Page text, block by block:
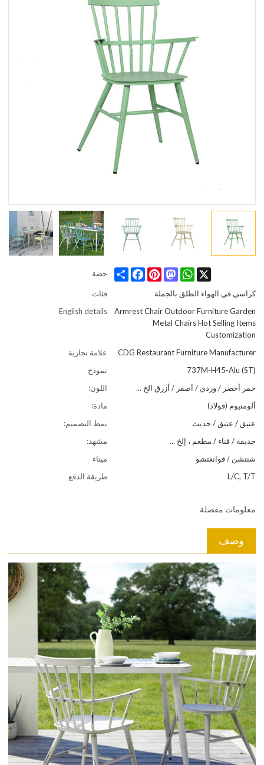
حصة Share
FacebookPinterest
Mastodon
WhatsApp X
فئات
كراسي في الهواء الطلق بالجملة
English details
Armrest Chair Outdoor Furniture Garden
Metal Chairs Hot Selling Items
Customization
علامة تجارية
CDG Restaurant Furniture Manufacturer
نموذج
737M-H45-Alu (ST)
اللون:
خمر أخضر / وردي / أصفر / أزرق الخ ...
مادة:
ألومنيوم (فولاذ)
نمط التصميم:
عتيق / عتيق / حديث
مشهد:
حديقة / فناء / مطعم ، إلخ ...
ميناء
شنتشن / قوانغتشو
طريقة الدفع
L/C, T/T
معلومات مفصلة
وصف